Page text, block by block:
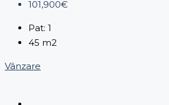
101,900€
Pat: 1
45 m2
Vânzare